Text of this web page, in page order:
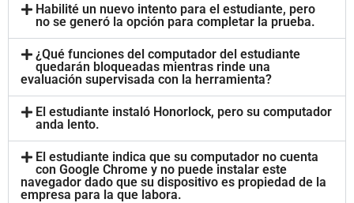
Habilité un nuevo intento para el estudiante, pero
no se generó la opción para completar la prueba.
¿Qué funciones del computador del estudiante
quedarán bloqueadas mientras rinde una
evaluación supervisada con la herramienta?
El estudiante instaló Honorlock, pero su computador
anda lento.
El estudiante indica que su computador no cuenta
con Google Chrome y no puede instalar este
navegador dado que su dispositivo es propiedad de la
empresa para la que labora.